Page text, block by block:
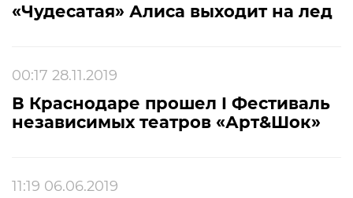
«Чудесатая» Алиса выходит на лед
00:17 28.11.2019
В Краснодаре прошел I Фестиваль
независимых театров «Арт&Шок»
11:19 06.06.2019